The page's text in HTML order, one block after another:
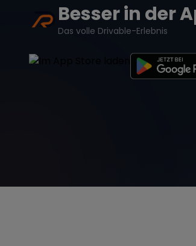
Besser in der
Das volle Drivable-Erlebnis